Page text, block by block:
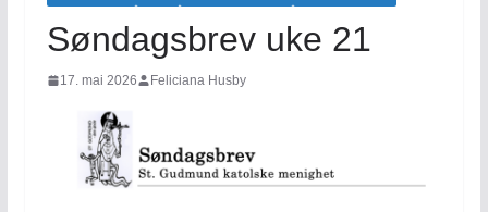
Søndagsbrev uke 21
17. mai 2026 Feliciana Husby